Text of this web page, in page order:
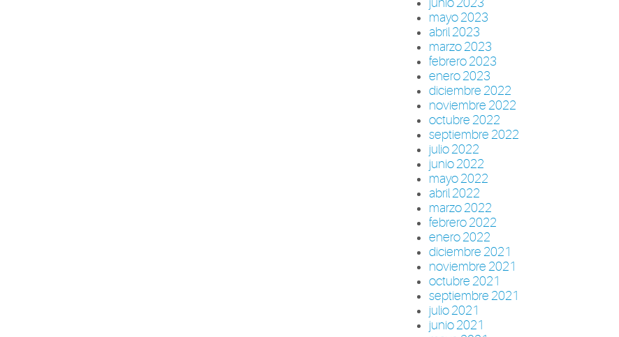
junio 2023
mayo 2023
abril 2023
marzo 2023
febrero 2023
enero 2023
diciembre 2022
noviembre 2022
octubre 2022
septiembre 2022
julio 2022
junio 2022
mayo 2022
abril 2022
marzo 2022
febrero 2022
enero 2022
diciembre 2021
noviembre 2021
octubre 2021
septiembre 2021
julio 2021
junio 2021